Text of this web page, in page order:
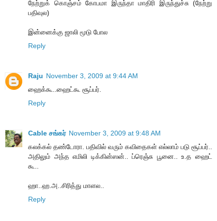
நேற்றுக் கொஞ்சம் கோபமா இருந்தா மாதிரி இருந்துச்சு (நேற்று
பதிவுல)
இன்னைக்கு ஜாலி மூடு போல
Reply
Raju November 3, 2009 at 9:44 AM
ஹைக்கூ..ஹைட்கூ சூப்பர்.
Reply
Cable சங்கர் November 3, 2009 at 9:48 AM
கலக்கல் தண்டோரா. பதிவில் வரும் கவிதைகள் எல்லாம் படு சூப்பர்..
அதிலும் அந்த எமிலி டிக்கின்ஸன்.. ப்ரெஞ்சு பூனை.. உ.த ஹைட்
கூ..
ஹா..ஹ.அ..சிரித்து மாளல..
Reply